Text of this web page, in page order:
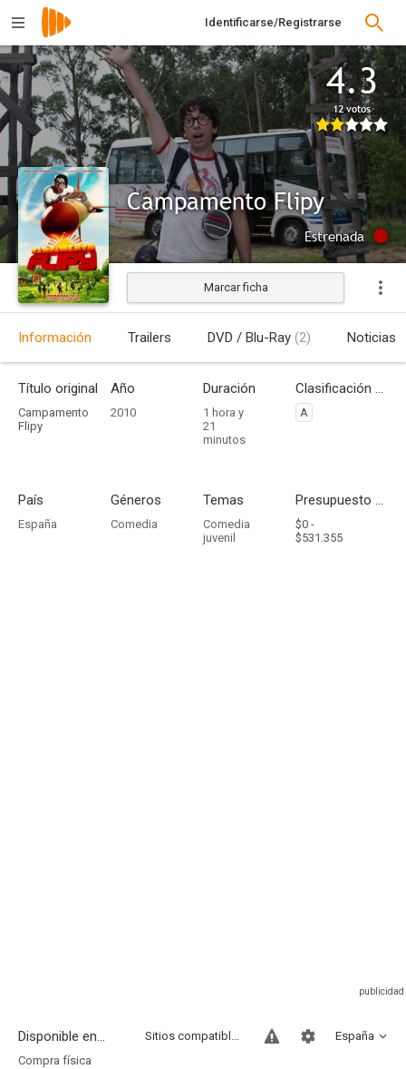
Identificarse/Registrarse
4.3
12 votos
Campamento Flipy
Estrenada
Marcar ficha
Información Trailers DVD / Blu-Ray (2) Noticias
Título original
Campamento
Flipy
Año
2010
Duración
1 hora y
21
minutos
Clasificación por edades
A
País
España
Géneros
Comedia
Temas
Comedia
juvenil
Presupuesto - Ingresos
$0 -
$531.355
Disponible en... España
Sitios compatibles
Compra física